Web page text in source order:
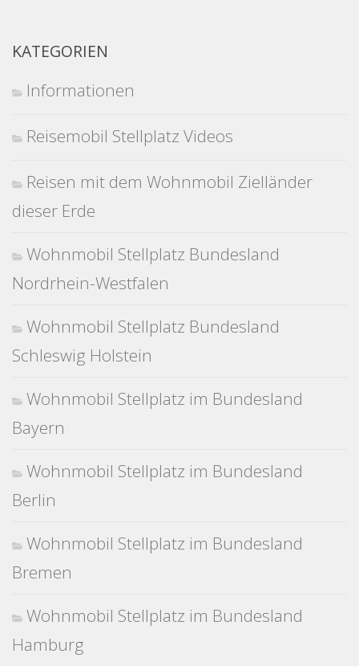
KATEGORIEN
Informationen
Reisemobil Stellplatz Videos
Reisen mit dem Wohnmobil Zielländer
dieser Erde
Wohnmobil Stellplatz Bundesland
Nordrhein-Westfalen
Wohnmobil Stellplatz Bundesland
Schleswig Holstein
Wohnmobil Stellplatz im Bundesland
Bayern
Wohnmobil Stellplatz im Bundesland
Berlin
Wohnmobil Stellplatz im Bundesland
Bremen
Wohnmobil Stellplatz im Bundesland
Hamburg